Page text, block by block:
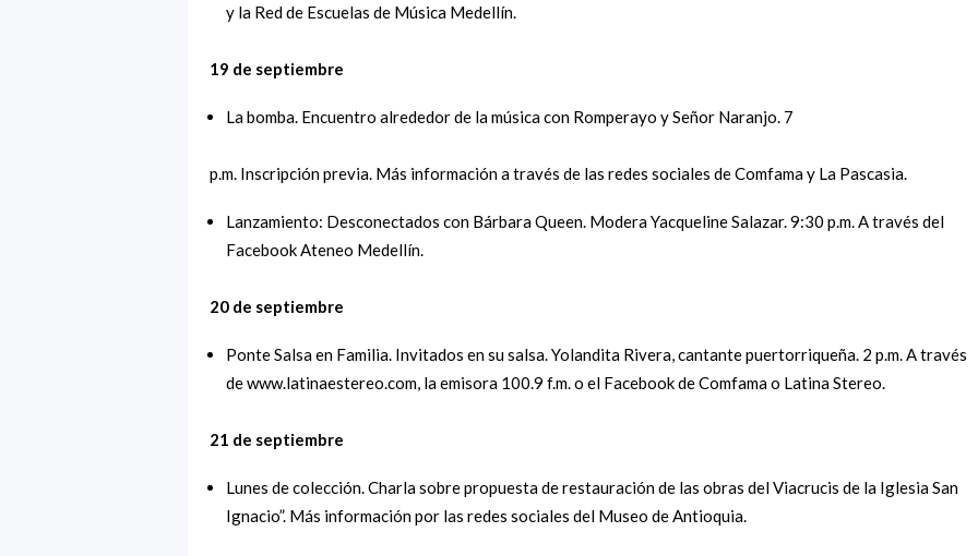
y la Red de Escuelas de Música Medellín.
19 de septiembre
La bomba. Encuentro alrededor de la música con Romperayo y Señor Naranjo. 7
p.m. Inscripción previa. Más información a través de las redes sociales de Comfama y La Pascasia.
Lanzamiento: Desconectados con Bárbara Queen. Modera Yacqueline Salazar. 9:30 p.m. A través del
Facebook Ateneo Medellín.
20 de septiembre
Ponte Salsa en Familia. Invitados en su salsa. Yolandita Rivera, cantante puertorriqueña. 2 p.m. A través
de www.latinaestereo.com, la emisora 100.9 f.m. o el Facebook de Comfama o Latina Stereo.
21 de septiembre
Lunes de colección. Charla sobre propuesta de restauración de las obras del Viacrucis de la Iglesia San
Ignacio”. Más información por las redes sociales del Museo de Antioquia.